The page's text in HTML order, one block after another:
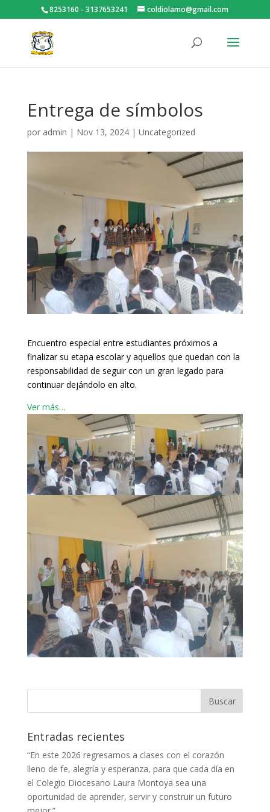
8253160 - 3137653241 coldiolamo@gmail.com
Entrega de símbolos
por admin | Nov 13, 2024| Uncategorized
Encuentro especial entre estudiantes próximos a
finalizar su etapa escolar y aquellos que quedan con la
responsabilidad de seguir con un gran legado para
continuar dejándolo en alto.
Ver más…
Entradas recientes
“En este 2026 regresamos a clases con el corazón
lleno de fe, alegría y esperanza, para que cada día en
el Colegio Diocesano Laura Montoya sea una
oportunidad de aprender, servir y construir un futuro